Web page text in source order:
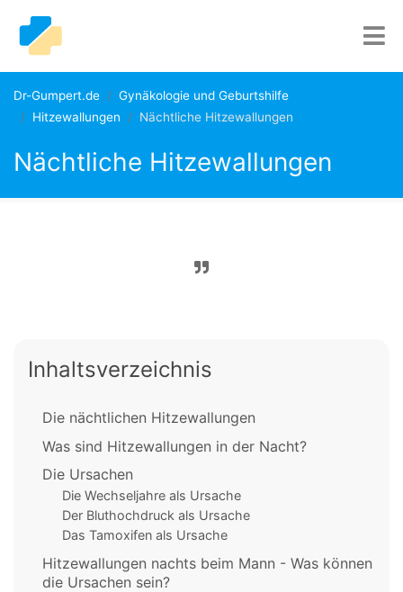
Dr-Gumpert.de
Gynäkologie und Geburtshilfe
Hitzewallungen
Nächtliche Hitzewallungen
Nächtliche Hitzewallungen
Inhaltsverzeichnis
Die nächtlichen Hitzewallungen
Was sind Hitzewallungen in der Nacht?
Die Ursachen
Die Wechseljahre als Ursache
Der Bluthochdruck als Ursache
Das Tamoxifen als Ursache
Hitzewallungen nachts beim Mann - Was können
die Ursachen sein?